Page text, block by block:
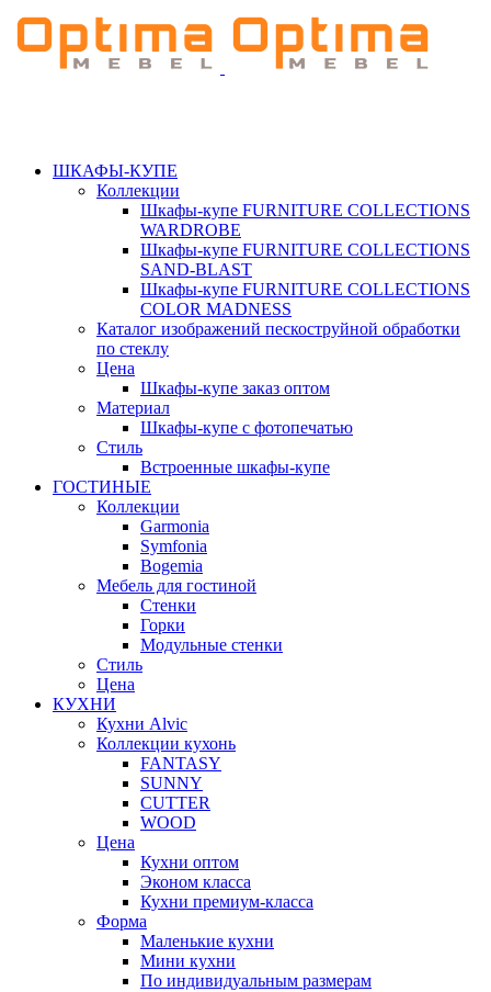
ШКАФЫ-КУПЕ
Коллекции
Шкафы-купе FURNITURE COLLECTIONS
WARDROBE
Шкафы-купе FURNITURE COLLECTIONS
SAND-BLAST
Шкафы-купе FURNITURE COLLECTIONS
COLOR MADNESS
Каталог изображений пескоструйной обработки
по стеклу
Цена
Шкафы-купе заказ оптом
Материал
Шкафы-купе с фотопечатью
Стиль
Встроенные шкафы-купе
ГОСТИНЫЕ
Коллекции
Garmonia
Symfonia
Bogemia
Мебель для гостиной
Стенки
Горки
Модульные стенки
Стиль
Цена
КУХНИ
Кухни Alvic
Коллекции кухонь
FANTASY
SUNNY
CUTTER
WOOD
Цена
Кухни оптом
Эконом класса
Кухни премиум-класса
Форма
Маленькие кухни
Мини кухни
По индивидуальным размерам